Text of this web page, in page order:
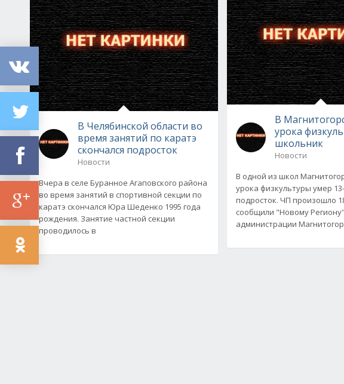
В Челябинской области во
время занятий по каратэ
скончался подросток
Новости
Вчера в селе Буранное Агаповского района
во время занятий в спортивной секции по
каратэ скончался Юра Шеденко 1995 года
рождения. Занятие частной секции
проводилось в
В
урока
школьник
Новости
В одной из школ
урока физкультуры умер
подросток. ЧП произошло
сообщили "Новому
администрации